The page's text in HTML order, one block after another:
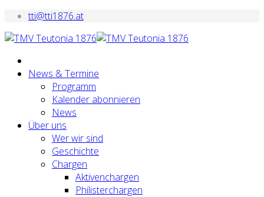
tti@tti1876.at
News & Termine
Programm
Kalender abonnieren
News
Über uns
Wer wir sind
Geschichte
Chargen
Aktivenchargen
Philisterchargen